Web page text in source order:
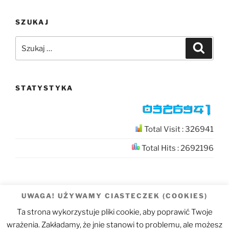
SZUKAJ
STATYSTYKA
Total Visit : 326941
Total Hits : 2692196
FAQ TransportMES,
CAD
Excel
E-
mail
UWAGA! UŻYWAMY CIASTECZEK (COOKIES)
Ta strona wykorzystuje pliki cookie, aby poprawić Twoje
wrażenia. Zakładamy, że jnie stanowi to problemu, ale możesz